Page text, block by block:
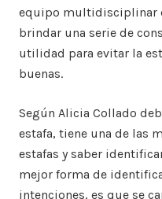
equipo multidisciplinar
brindar una serie de
utilidad para evitar la
buenas.
Según Alicia Collado
estafa, tiene una de las
estafas y saber
mejor forma de
intenciones, es que se